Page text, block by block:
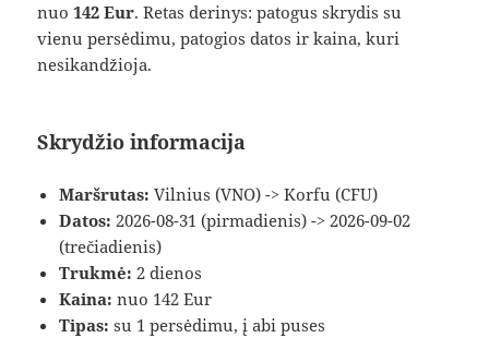
nuo142 Eur. Retas derinys: patogus skrydis su
vienu persėdimu, patogios datos ir kaina, kuri
nesikandžioja.
Skrydžio informacija
Maršrutas: Vilnius (VNO) -> Korfu (CFU)
Datos: 2026-08-31 (pirmadienis) -> 2026-09-02
(trečiadienis)
Trukmė: 2 dienos
Kaina: nuo 142 Eur
Tipas: su 1 persėdimu, į abi puses